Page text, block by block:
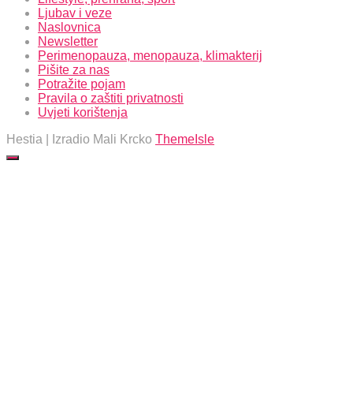
Ljubav i veze
Naslovnica
Newsletter
Perimenopauza, menopauza, klimakterij
Pišite za nas
Potražite pojam
Pravila o zaštiti privatnosti
Uvjeti korištenja
Hestia | Izradio Mali Krcko ThemeIsle